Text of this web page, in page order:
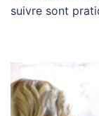
suivre sont